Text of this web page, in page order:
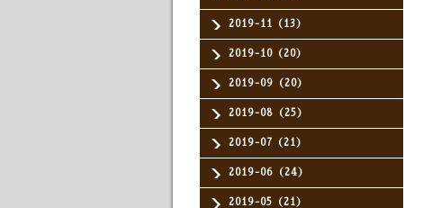
2019-11（13）
2019-10（20）
2019-09（20）
2019-08（25）
2019-07（21）
2019-06（24）
2019-05（21）